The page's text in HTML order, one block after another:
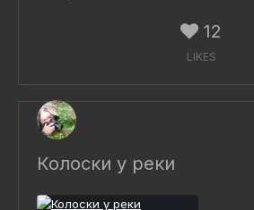
12
LIKES
Колоски у реки